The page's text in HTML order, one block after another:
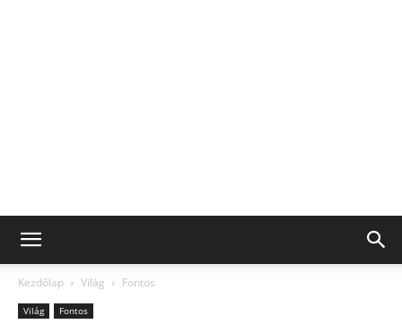
Kezdőlap Világ Fontos
Világ Fontos